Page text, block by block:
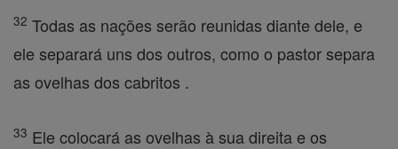
32 Todas as nações serão reunidas diante dele, e
ele separará uns dos outros, como o pastor separa
as ovelhas dos cabritos .
33 Ele colocará as ovelhas à sua direita e os